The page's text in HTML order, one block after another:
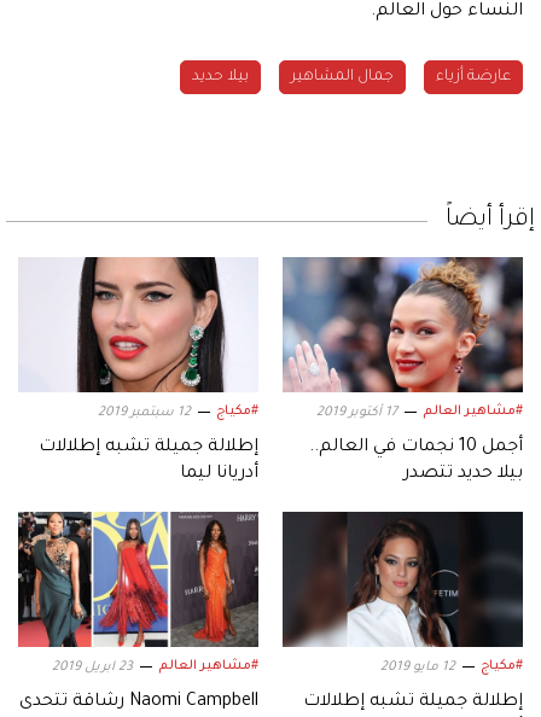
النساء حول العالم.
عارضة أزياء جمال المشاهير بيلا حديد
إقرأ أيضاً
#مشاهير العالم 17 أكتوبر 2019
أجمل 10 نجمات في العالم..
بيلا حديد تتصدر
#مكياج 12 سبتمبر 2019
إطلالة جميلة تشبه إطلالات
أدريانا ليما
#مكياج 12 مايو 2019
إطلالة جميلة تشبه إطلالات
#مشاهير العالم 23 ابريل 2019
Naomi Campbell رشاقة تتحدى